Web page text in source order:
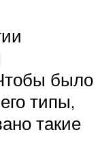
было
типы,
такие